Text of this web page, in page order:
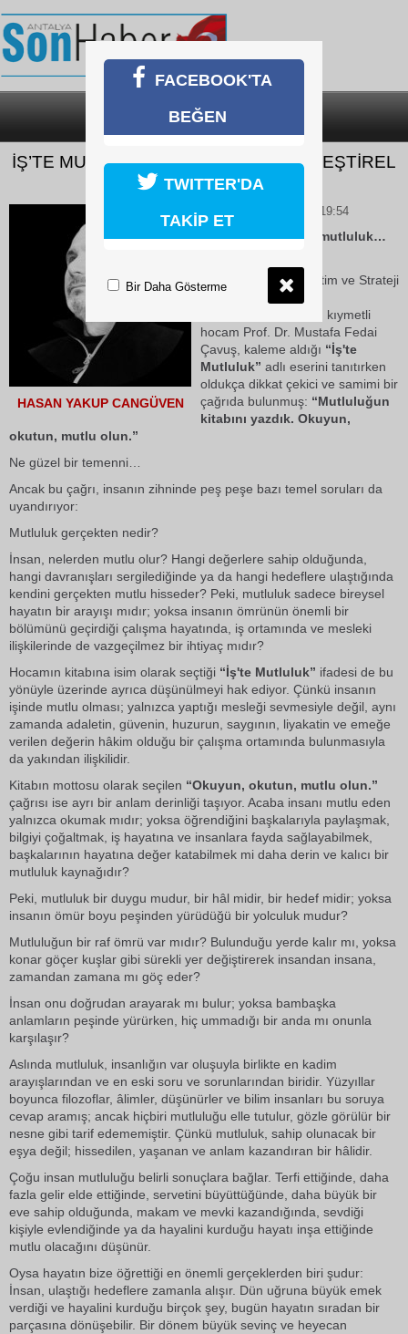
SON DAKİKA
İŞ’TE MUTLULUK KİTABI ÜZERİNE ELEŞTİREL
BİR YAZI
HASAN YAKUP CANGÜVEN
07 Temmuz 2026 Salı 19:54
İş’te mutluluk, işte mutluluk…
Üniversitesi’nin Yönetim ve Strateji
alanındaki değerli
akademisyenlerinden kıymetli
hocam Prof. Dr. Mustafa Fedai
Çavuş, kaleme aldığı “İş'te
Mutluluk” adlı eserini tanıtırken
oldukça dikkat çekici ve samimi bir
çağrıda bulunmuş: “Mutluluğun
kitabını yazdık. Okuyun,
okutun, mutlu olun.”
Ne güzel bir temenni…
Ancak bu çağrı, insanın zihninde peş peşe bazı temel soruları da
uyandırıyor:
Mutluluk gerçekten nedir?
İnsan, nelerden mutlu olur? Hangi değerlere sahip olduğunda,
hangi davranışları sergilediğinde ya da hangi hedeflere ulaştığında
kendini gerçekten mutlu hisseder? Peki, mutluluk sadece bireysel
hayatın bir arayışı mıdır; yoksa insanın ömrünün önemli bir
bölümünü geçirdiği çalışma hayatında, iş ortamında ve mesleki
ilişkilerinde de vazgeçilmez bir ihtiyaç mıdır?
Hocamın kitabına isim olarak seçtiği “İş'te Mutluluk” ifadesi de bu
yönüyle üzerinde ayrıca düşünülmeyi hak ediyor. Çünkü insanın
işinde mutlu olması; yalnızca yaptığı mesleği sevmesiyle değil, aynı
zamanda adaletin, güvenin, huzurun, saygının, liyakatin ve emeğe
verilen değerin hâkim olduğu bir çalışma ortamında bulunmasıyla
da yakından ilişkilidir.
Kitabın mottosu olarak seçilen “Okuyun, okutun, mutlu olun.”
çağrısı ise ayrı bir anlam derinliği taşıyor. Acaba insanı mutlu eden
yalnızca okumak mıdır; yoksa öğrendiğini başkalarıyla paylaşmak,
bilgiyi çoğaltmak, iş hayatına ve insanlara fayda sağlayabilmek,
başkalarının hayatına değer katabilmek mi daha derin ve kalıcı bir
mutluluk kaynağıdır?
Peki, mutluluk bir duygu mudur, bir hâl midir, bir hedef midir; yoksa
insanın ömür boyu peşinden yürüdüğü bir yolculuk mudur?
Mutluluğun bir raf ömrü var mıdır? Bulunduğu yerde kalır mı, yoksa
konar göçer kuşlar gibi sürekli yer değiştirerek insandan insana,
zamandan zamana mı göç eder?
İnsan onu doğrudan arayarak mı bulur; yoksa bambaşka
anlamların peşinde yürürken, hiç ummadığı bir anda mı onunla
karşılaşır?
Aslında mutluluk, insanlığın var oluşuyla birlikte en kadim
arayışlarından ve en eski soru ve sorunlarından biridir. Yüzyıllar
boyunca filozoflar, âlimler, düşünürler ve bilim insanları bu soruya
cevap aramış; ancak hiçbiri mutluluğu elle tutulur, gözle görülür bir
nesne gibi tarif edememiştir. Çünkü mutluluk, sahip olunacak bir
eşya değil; hissedilen, yaşanan ve anlam kazandıran bir hâlidir.
Çoğu insan mutluluğu belirli sonuçlara bağlar. Terfi ettiğinde, daha
fazla gelir elde ettiğinde, servetini büyüttüğünde, daha büyük bir
eve sahip olduğunda, makam ve mevki kazandığında, sevdiği
kişiyle evlendiğinde ya da hayalini kurduğu hayatı inşa ettiğinde
mutlu olacağını düşünür.
Oysa hayatın bize öğrettiği en önemli gerçeklerden biri şudur:
İnsan, ulaştığı hedeflere zamanla alışır. Dün uğruna büyük emek
verdiği ve hayalini kurduğu birçok şey, bugün hayatın sıradan bir
parçasına dönüşebilir. Bir dönem büyük sevinç ve heyecan
FACEBOOK'TA
BEĞEN
TWITTER'DA
TAKİP ET
Bir Daha Gösterme